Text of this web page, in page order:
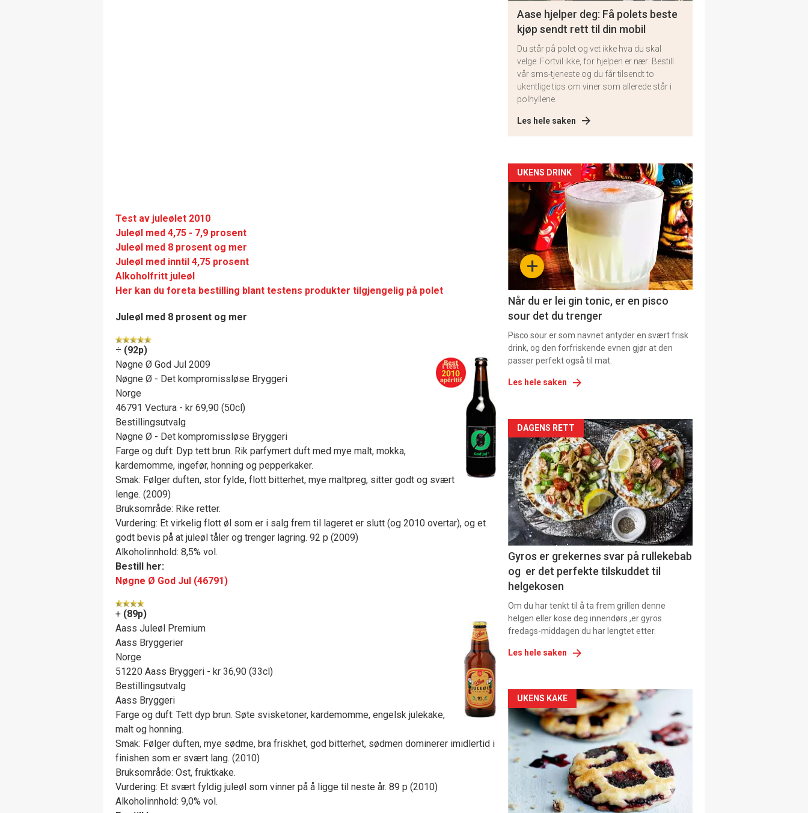
Test av juleølet 2010
Juleøl med 4,75 - 7,9 prosent
Juleøl med 8 prosent og mer
Juleøl med inntil 4,75 prosent
Alkoholfritt juleøl
Her kan du foreta bestilling blant testens produkter tilgjengelig på polet
Juleøl med 8 prosent og mer
÷ (92p)
Nøgne Ø God Jul 2009
Nøgne Ø - Det kompromissløse Bryggeri
Norge
46791 Vectura - kr 69,90 (50cl)
Bestillingsutvalg
Nøgne Ø - Det kompromissløse Bryggeri
Farge og duft: Dyp tett brun. Rik parfymert duft med mye malt, mokka,
kardemomme, ingefør, honning og pepperkaker.
Smak: Følger duften, stor fylde, flott bitterhet, mye maltpreg, sitter godt og svært
lenge. (2009)
Bruksområde: Rike retter.
Vurdering: Et virkelig flott øl som er i salg frem til lageret er slutt (og 2010 overtar), og et
godt bevis på at juleøl tåler og trenger lagring. 92 p (2009)
Alkoholinnhold: 8,5% vol.
Bestill her:
Nøgne Ø God Jul (46791)
+ (89p)
Aass Juleøl Premium
Aass Bryggerier
Norge
51220 Aass Bryggeri - kr 36,90 (33cl)
Bestillingsutvalg
Aass Bryggeri
Farge og duft: Tett dyp brun. Søte svisketoner, kardemomme, engelsk julekake,
malt og honning.
Smak: Følger duften, mye sødme, bra friskhet, god bitterhet, sødmen dominerer imidlertid i
finishen som er svært lang. (2010)
Bruksområde: Ost, fruktkake.
Vurdering: Et svært fyldig juleøl som vinner på å ligge til neste år. 89 p (2010)
Alkoholinnhold: 9,0% vol.
Aase hjelper deg: Få polets beste
kjøp sendt rett til din mobil
Du står på polet og vet ikke hva du skal
velge. Fortvil ikke, for hjelpen er nær: Bestill
vår sms-tjeneste og du får tilsendt to
ukentlige tips om viner som allerede står i
polhyllene.
Les hele saken
Artikler
detail
section
11+
UKENS DRINK
Når du er lei gin tonic, er en pisco
sour det du trenger
Pisco sour er som navnet antyder en svært frisk
drink, og den forfriskende evnen gjør at den
passer perfekt også til mat.
Les hele saken
Artikler
detail
-
section
11
Dagens
rett
DAGENS RETT
Gyros er grekernes svar på rullekebab
og er det perfekte tilskuddet til
helgekosen
Om du har tenkt til å ta frem grillen denne
helgen eller kose deg innendørs ,er gyros
fredags-middagen du har lengtet etter.
Les hele saken
Artikler
detail
-
section
11
UKENS KAKE